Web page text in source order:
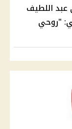
اللطيف
"روحي